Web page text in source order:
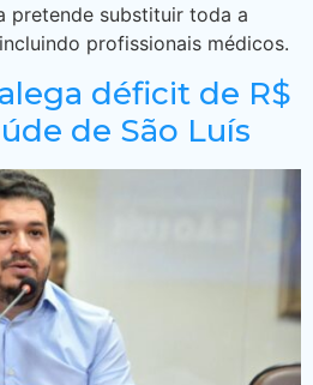
pretende substituir toda a
profissionais médicos.
déficit de R$
de São Luís